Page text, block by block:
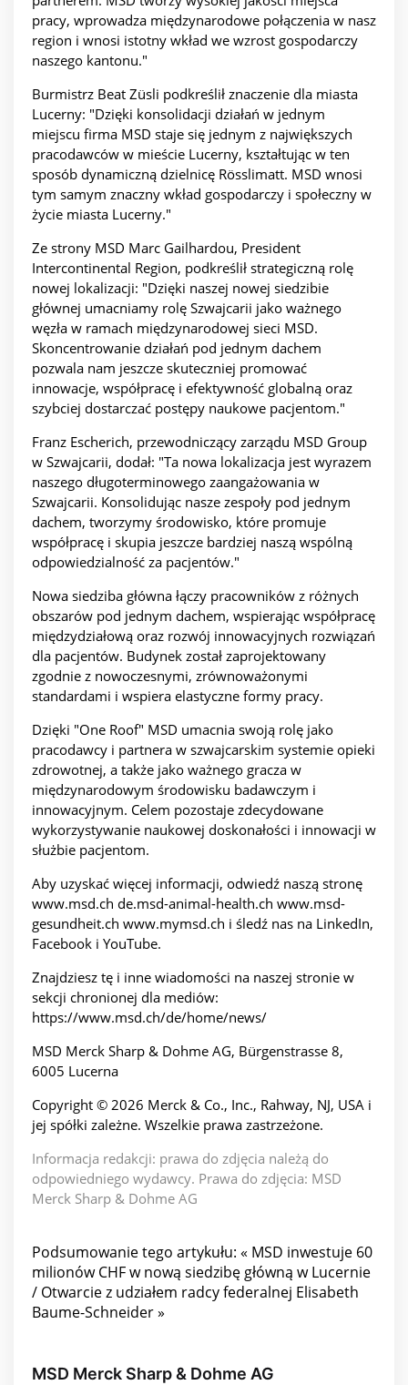
pracy, wprowadza międzynarodowe połączenia w nasz
region i wnosi istotny wkład we wzrost gospodarczy
naszego kantonu."
Burmistrz Beat Züsli podkreślił znaczenie dla miasta
Lucerny: "Dzięki konsolidacji działań w jednym
miejscu firma MSD staje się jednym z największych
pracodawców w mieście Lucerny, kształtując w ten
sposób dynamiczną dzielnicę Rösslimatt. MSD wnosi
tym samym znaczny wkład gospodarczy i społeczny w
życie miasta Lucerny."
Ze strony MSD Marc Gailhardou, President
Intercontinental Region, podkreślił strategiczną rolę
nowej lokalizacji: "Dzięki naszej nowej siedzibie
głównej umacniamy rolę Szwajcarii jako ważnego
węzła w ramach międzynarodowej sieci MSD.
Skoncentrowanie działań pod jednym dachem
pozwala nam jeszcze skuteczniej promować
innowacje, współpracę i efektywność globalną oraz
szybciej dostarczać postępy naukowe pacjentom."
Franz Escherich, przewodniczący zarządu MSD Group
w Szwajcarii, dodał: "Ta nowa lokalizacja jest wyrazem
naszego długoterminowego zaangażowania w
Szwajcarii. Konsolidując nasze zespoły pod jednym
dachem, tworzymy środowisko, które promuje
współpracę i skupia jeszcze bardziej naszą wspólną
odpowiedzialność za pacjentów."
Nowa siedziba główna łączy pracowników z różnych
obszarów pod jednym dachem, wspierając współpracę
międzydziałową oraz rozwój innowacyjnych rozwiązań
dla pacjentów. Budynek został zaprojektowany
zgodnie z nowoczesnymi, zrównoważonymi
standardami i wspiera elastyczne formy pracy.
Dzięki "One Roof" MSD umacnia swoją rolę jako
pracodawcy i partnera w szwajcarskim systemie opieki
zdrowotnej, a także jako ważnego gracza w
międzynarodowym środowisku badawczym i
innowacyjnym. Celem pozostaje zdecydowane
wykorzystywanie naukowej doskonałości i innowacji w
służbie pacjentom.
Aby uzyskać więcej informacji, odwiedź naszą stronę
www.msd.ch de.msd-animal-health.ch www.msd-
gesundheit.ch www.mymsd.ch i śledź nas na LinkedIn,
Facebook i YouTube.
Znajdziesz tę i inne wiadomości na naszej stronie w
sekcji chronionej dla mediów:
https://www.msd.ch/de/home/news/
MSD Merck Sharp & Dohme AG, Bürgenstrasse 8,
6005 Lucerna
Copyright © 2026 Merck & Co., Inc., Rahway, NJ, USA i
jej spółki zależne. Wszelkie prawa zastrzeżone.
Informacja redakcji: prawa do zdjęcia należą do
odpowiedniego wydawcy. Prawa do zdjęcia: MSD
Merck Sharp & Dohme AG
Podsumowanie tego artykułu: « MSD inwestuje 60
milionów CHF w nową siedzibę główną w Lucernie
/ Otwarcie z udziałem radcy federalnej Elisabeth
Baume-Schneider »
MSD Merck Sharp & Dohme AG